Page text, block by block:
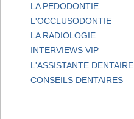
LA PEDODONTIE
L'OCCLUSODONTIE
LA RADIOLOGIE
INTERVIEWS VIP
L'ASSISTANTE DENTAIRE
CONSEILS DENTAIRES